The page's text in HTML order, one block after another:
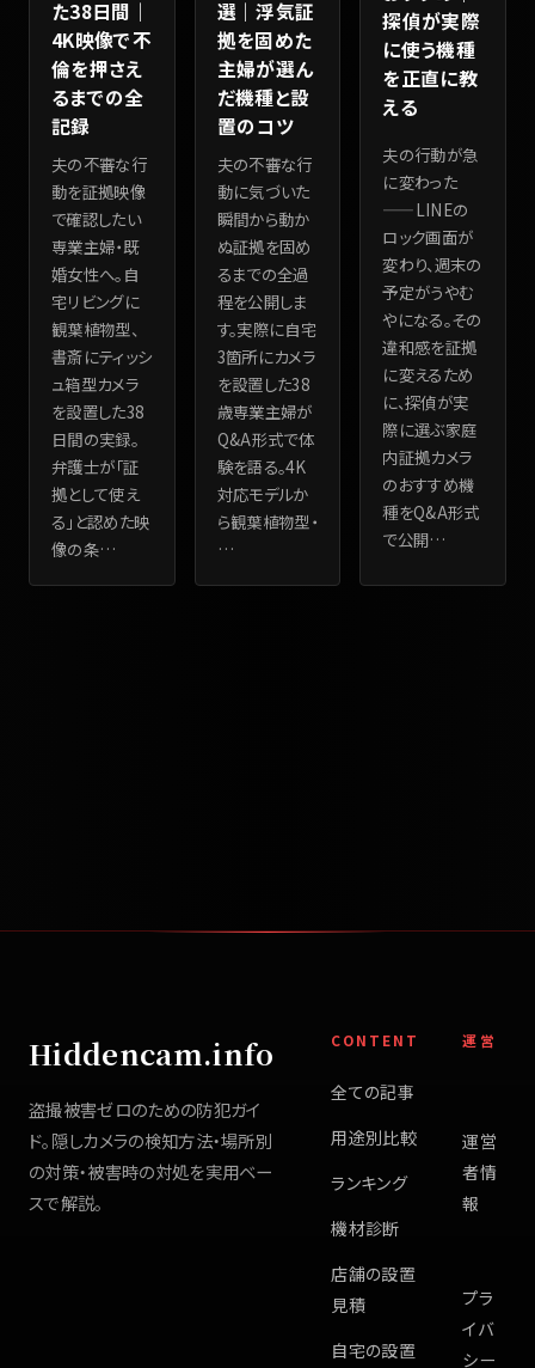
た38日間｜
4K映像で不
倫を押さえ
るまでの全
記録
夫の不審な行
動を証拠映像
で確認したい
専業主婦・既
婚女性へ。自
宅リビングに
観葉植物型、
書斎にティッシ
ュ箱型カメラ
を設置した38
日間の実録。
弁護士が「証
拠として使え
る」と認めた映
像の条…
選｜浮気証
拠を固めた
主婦が選ん
だ機種と設
置のコツ
夫の不審な行
動に気づいた
瞬間から動か
ぬ証拠を固め
るまでの全過
程を公開しま
す。実際に自宅
3箇所にカメラ
を設置した38
歳専業主婦が
Q&A形式で体
験を語る。4K
対応モデルか
ら観葉植物型・
…
探偵が実際
に使う機種
を正直に教
える
夫の行動が急
に変わった
——LINEの
ロック画面が
変わり、週末の
予定がうやむ
やになる。その
違和感を証拠
に変えるため
に、探偵が実
際に選ぶ家庭
内証拠カメラ
のおすすめ機
種をQ&A形式
で公開…
Hiddencam.info
盗撮被害ゼロのための防犯ガイ
ド。隠しカメラの検知方法・場所別
の対策・被害時の対処を実用ベー
スで解説。
CONTENT
全ての記事
用途別比較
ランキング
機材診断
店舗の設置
見積
自宅の設置
運営
運営
者情
報
プラ
イバ
シー